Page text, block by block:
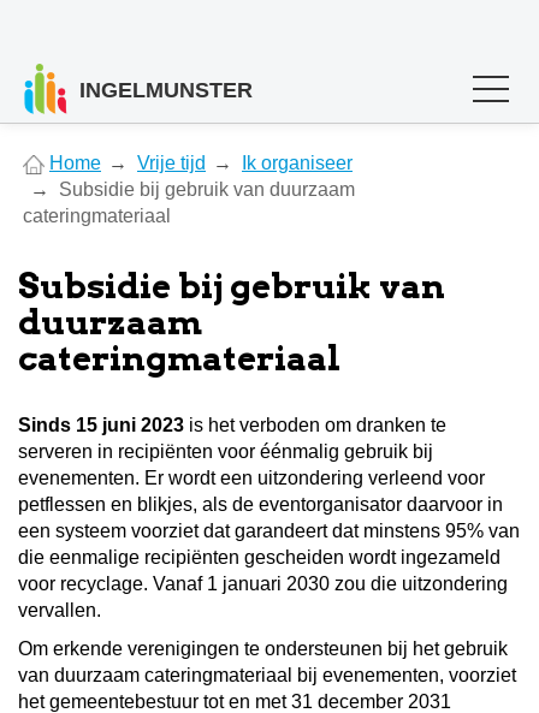
INGELMUNSTER
are
here
Home Vrije tijd
Ik organiseer
Subsidie bij gebruik van duurzaam
cateringmateriaal
Subsidie bij gebruik van
duurzaam
cateringmateriaal
Sinds 15 juni 2023 is het verboden om dranken te
serveren in recipiënten voor éénmalig gebruik bij
evenementen. Er wordt een uitzondering verleend voor
petflessen en blikjes, als de eventorganisator daarvoor in
een systeem voorziet dat garandeert dat minstens 95% van
die eenmalige recipiënten gescheiden wordt ingezameld
voor recyclage. Vanaf 1 januari 2030 zou die uitzondering
vervallen.
Om erkende verenigingen te ondersteunen bij het gebruik
van duurzaam cateringmateriaal bij evenementen, voorziet
het gemeentebestuur tot en met 31 december 2031